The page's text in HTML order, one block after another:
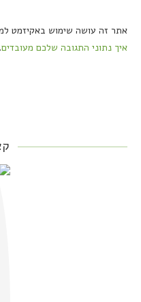
אתר זה עושה שימוש באקיזמט
איך נתוני התגובה שלכם מעובדים.